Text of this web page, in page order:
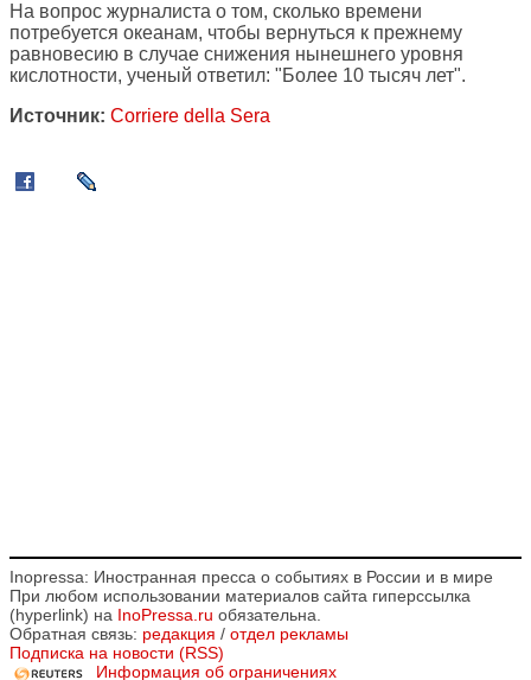
На вопрос журналиста о том, сколько времени
потребуется океанам, чтобы вернуться к прежнему
равновесию в случае снижения нынешнего уровня
кислотности, ученый ответил: "Более 10 тысяч лет".
Источник: Corriere della Sera
Inopressa: Иностранная пресса о событиях в России и в мире
При любом использовании материалов сайта гиперссылка
(hyperlink) на InoPressa.ru обязательна.
Обратная связь: редакция / отдел рекламы
Подписка на новости (RSS)
Информация об ограничениях